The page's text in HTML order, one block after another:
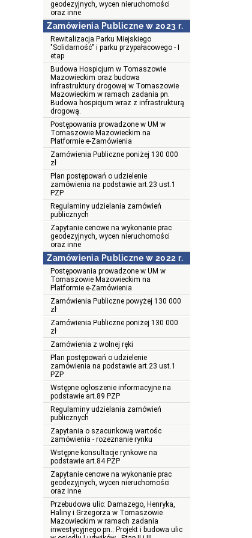
geodezyjnych, wycen nieruchomości
oraz inne
Zamówienia Publiczne w 2023 r.
Rewitalizacja Parku Miejskiego
"Solidarność" i parku przypałacowego - I
etap
Budowa Hospicjum w Tomaszowie
Mazowieckim oraz budowa
infrastruktury drogowej w Tomaszowie
Mazowieckim w ramach zadania pn.
Budowa hospicjum wraz z infrastrukturą
drogową.
Postępowania prowadzone w UM w
Tomaszowie Mazowieckim na
Platformie e-Zamówienia
Zamówienia Publiczne poniżej 130 000
zł
Plan postępowań o udzielenie
zamówienia na podstawie art.23 ust.1
PZP
Regulaminy udzielania zamówień
publicznych
Zapytanie cenowe na wykonanie prac
geodezyjnych, wycen nieruchomości
oraz inne
Zamówienia Publiczne w 2022 r.
Postępowania prowadzone w UM w
Tomaszowie Mazowieckim na
Platformie e-Zamówienia
Zamówienia Publiczne powyżej 130 000
zł
Zamówienia Publiczne poniżej 130 000
zł
Zamówienia z wolnej ręki
Plan postępowań o udzielenie
zamówienia na podstawie art.23 ust.1
PZP
Wstępne ogłoszenie informacyjne na
podstawie art.89 PZP
Regulaminy udzielania zamówień
publicznych
Zapytania o szacunkową wartośc
zamówienia - rozeznanie rynku
Wstępne konsultacje rynkowe na
podstawie art.84 PZP
Zapytanie cenowe na wykonanie prac
geodezyjnych, wycen nieruchomości
oraz inne
Przebudowa ulic: Damazego, Henryka,
Haliny i Grzegorza w Tomaszowie
Mazowieckim w ramach zadania
inwestycyjnego pn.: Projekt i budowa ulic